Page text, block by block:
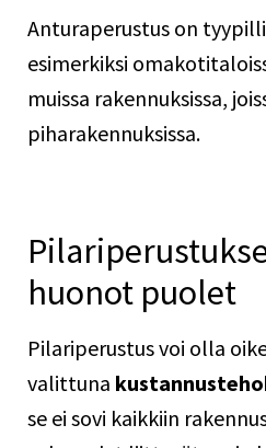
Anturaperustus on
esimerkiksi
muissa rakennuksissa,
piharakennuksissa.
huonot puolet
Pilariperustus voi olla
valittuna
se ei sovi kaikkiin